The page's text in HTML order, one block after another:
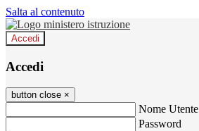
Salta al contenuto
Accedi
Accedi
button close ×
Nome Utente
Password